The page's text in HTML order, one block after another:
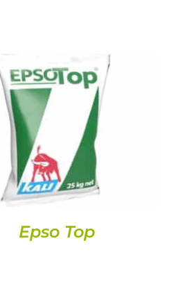
DETAILS
Epso Top